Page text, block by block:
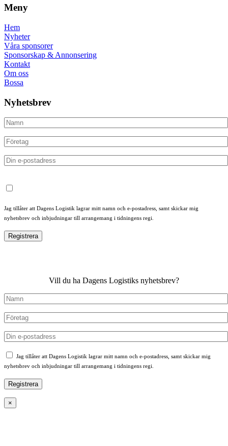
Meny
Hem
Nyheter
Våra sponsorer
Sponsorskap & Annonsering
Kontakt
Om oss
Bossa
Nyhetsbrev
Jag tillåter att Dagens Logistik lagrar mitt namn och e-postadress, samt skickar mig
nyhetsbrev och inbjudningar till arrangemang i tidningens regi.
Vill du ha Dagens Logistiks nyhetsbrev?
Jag tillåter att Dagens Logistik lagrar mitt namn och e-postadress, samt skickar mig
nyhetsbrev och inbjudningar till arrangemang i tidningens regi.
×